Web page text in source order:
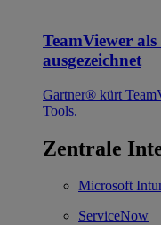
TeamViewer
ausgezeichnet
Gartner® kürt
Tools.
Zentrale
Microsoft
ServiceNow